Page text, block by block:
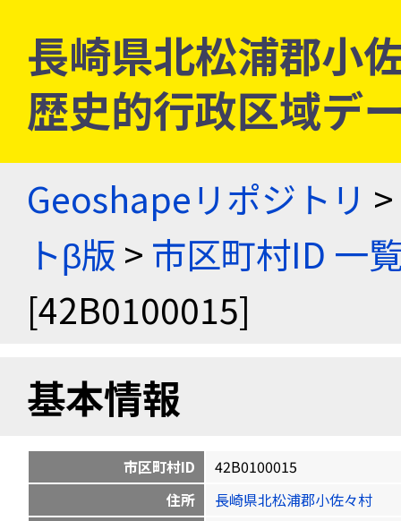
長崎県北松浦郡小
歴史的行政区域デ
Geoshapeリポジトリ >
トβ版 > 市区町村ID 一
[42B0100015]
基本情報
市区町村ID
42B0100015
住所
長崎県北松浦郡小佐々村